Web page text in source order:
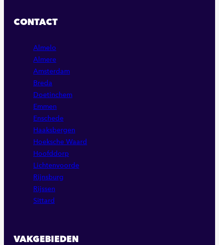
CONTACT
Almelo
Almere
Amsterdam
Breda
Doetinchem
Emmen
Enschede
Haaksbergen
Hoeksche Waard
Hoofddorp
Lichtenvoorde
Rijnsburg
Rijssen
Sittard
VAKGEBIEDEN